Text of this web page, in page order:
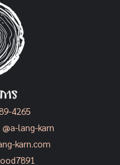
4265
@a-lang-karn
karn.com